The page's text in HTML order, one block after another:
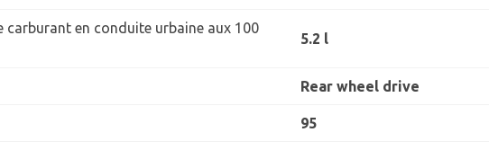
carburant en conduite urbaine aux 100
5.2 l
Rear wheel drive
95